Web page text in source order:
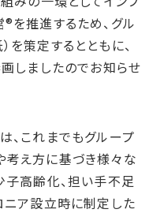
を推進するため、グル
を策定するとともに、
しましたのでお知らせ
、これまでもグループ
え方に基づき様々な
子高齢化、担い手不足
ニア設立時に制定した